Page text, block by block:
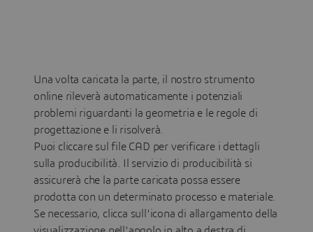
Una volta caricata la parte, il nostro strumento
online rileverà automaticamente i potenziali
problemi riguardanti la geometria e le regole di
progettazione e li risolverà.
Puoi cliccare sul file CAD per verificare i dettagli
sulla producibilità. Il servizio di producibilità si
assicurerà che la parte caricata possa essere
prodotta con un determinato processo e materiale.
Se necessario, clicca sull'icona di allargamento della